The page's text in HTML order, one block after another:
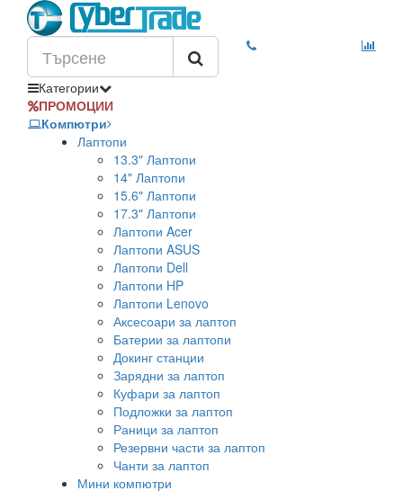
Категории
ПРОМОЦИИ
Компютри
Лаптопи
13.3" Лаптопи
14" Лаптопи
15.6" Лаптопи
17.3" Лаптопи
Лаптопи Acer
Лаптопи ASUS
Лаптопи Dell
Лаптопи HP
Лаптопи Lenovo
Аксесоари за лаптоп
Батерии за лаптопи
Докинг станции
Зарядни за лаптоп
Куфари за лаптоп
Подложки за лаптоп
Раници за лаптоп
Резервни части за лаптоп
Чанти за лаптоп
Мини компютри